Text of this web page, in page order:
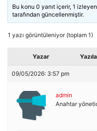
Bu konu 0 yanıt içerir, 1
tarafından güncellenmiştir.
1 yazı görüntüleniyor (toplam 1)
Yazar
09/05/2026: 3:57 pm
admin
Anahtar